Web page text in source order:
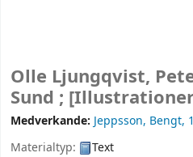
Olle Ljungqvist,
Sund ;
Medverkande: Jeppsson, Bengt,
Materialtyp:
Text